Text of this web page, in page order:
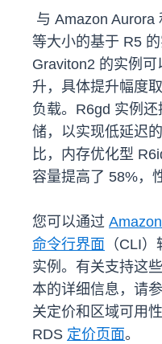
与 Amazon Aurora
等大小的基于 R5
Graviton2 的实例
升，具体提升幅度
负载。R6gd 实例
储，以实现低延迟
比，内存优化型
容量提高了 58%，
您可以通过
命令行界面 （CLI
实例。有关支持这
本的详细信息，请
关定价和区域可用
RDS 定价页面。